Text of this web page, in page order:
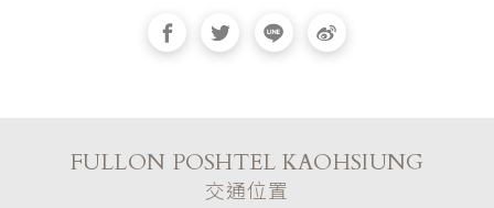
FULLON POSHTEL KAOHSIUNG
交通位置